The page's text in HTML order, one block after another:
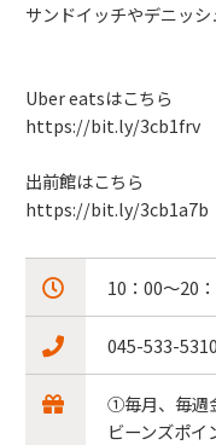
サンドイッチやデニッ
Uber eatsはこちら
https://bit.ly/3cb1frv
出前館はこちら
https://bit.ly/3cb1a7b
10：00～20
045-533-5310
①毎月、毎週
ビーンズポイ